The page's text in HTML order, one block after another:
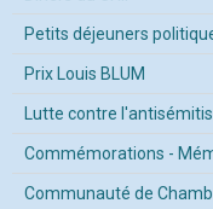
Petits déjeuners
Prix Louis BLUM
Lutte contre
Commémorations -
Communauté de